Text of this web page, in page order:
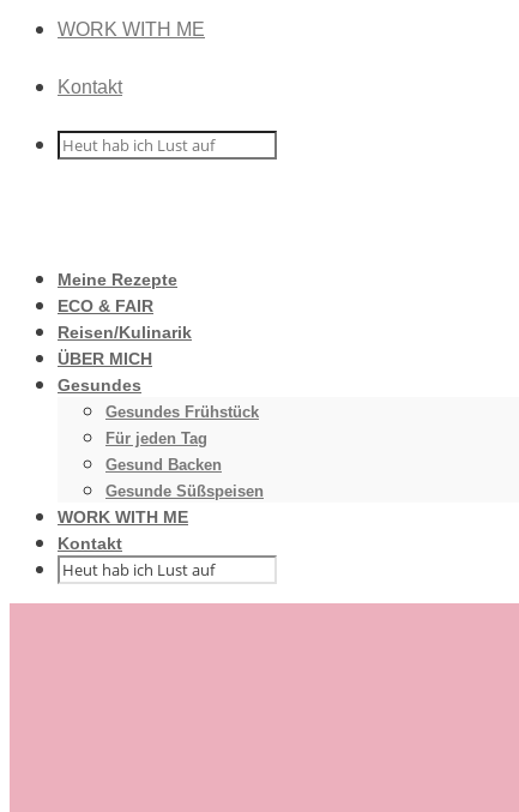
WORK WITH ME
Kontakt
Meine Rezepte
ECO & FAIR
Reisen/Kulinarik
ÜBER MICH
Gesundes
Gesundes Frühstück
Für jeden Tag
Gesund Backen
Gesunde Süßspeisen
WORK WITH ME
Kontakt